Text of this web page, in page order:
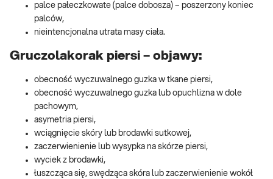
palce pałeczkowate (palce dobosza) – poszerzony koniec
palców,
nieintencjonalna utrata masy ciała.
Gruczolakorak piersi – objawy:
obecność wyczuwalnego guzka w tkane piersi,
obecność wyczuwalnego guzka lub opuchlizna w dole
pachowym,
asymetria piersi,
wciągnięcie skóry lub brodawki sutkowej,
zaczerwienienie lub wysypka na skórze piersi,
wyciek z brodawki,
łuszcząca się, swędząca skóra lub zaczerwienienie wokół